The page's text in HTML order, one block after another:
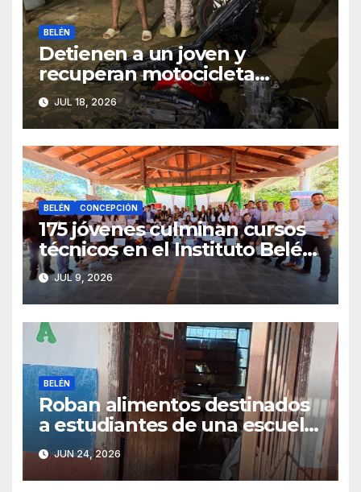
BELÉN
Detienen a un joven y
recuperan motocicleta
desarmada tras un trabajo de
inteligencia en Belén
JUL 18, 2026
BELÉN CONCEPCIÓN
175 jóvenes culminan cursos
técnicos en el Instituto Belén
y refuerzan su inserción
laboral
JUL 9, 2026
BELÉN
Roban alimentos destinados
a estudiantes de una escuela
de Belén
JUN 24, 2026